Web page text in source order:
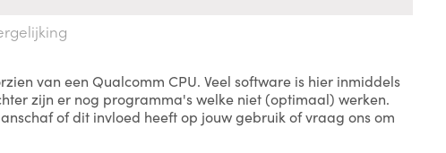
van een Qualcomm CPU. Veel software is hier inmiddels
zijn er nog programma's welke niet (optimaal) werken.
of dit invloed heeft op jouw gebruik of vraag ons om